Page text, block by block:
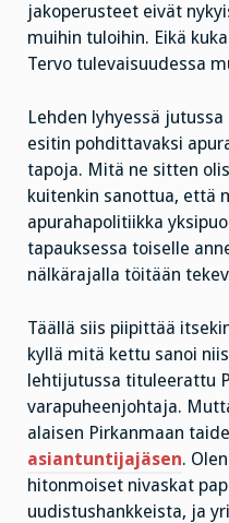
jakoperusteet eivät
muihin tuloihin. Eikä
Tervo tulevaisuudessa
Lehden lyhyessä
esitin pohdittavaksi
tapoja. Mitä ne sitten
kuitenkin sanottua, että
apurahapolitiikka
tapauksessa toiselle
nälkärajalla töitään
Täällä siis piipittää
kyllä mitä kettu sanoi
lehtijutussa tituleerattu
varapuheenjohtaja.
alaisen Pirkanmaan
asiantuntijajäsen.
hitonmoiset nivaskat
uudistushankkeista, ja